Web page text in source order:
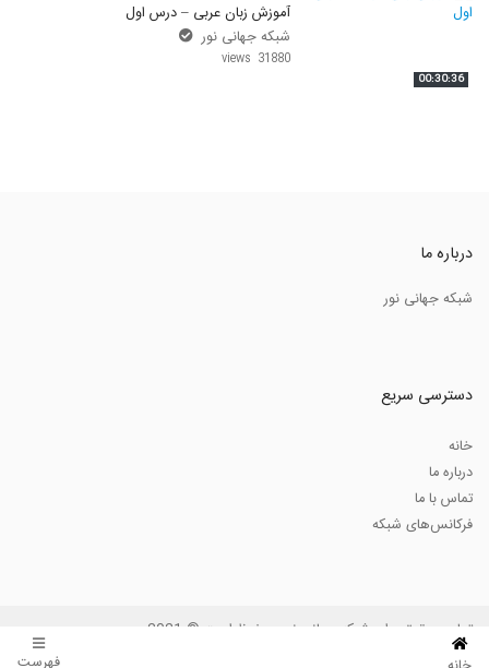
فهرست
00:30:36
آموزش زبان عربی – درس اول
شبکه جهانی نور
31880 views
درباره ما
شبکه جهانی نور
دسترسی سریع
خانه
درباره ما
تماس با ما
فرکانس‌های شبکه
تمامی حقوق برای شبکه جهانی نور محفوظ است © 2021